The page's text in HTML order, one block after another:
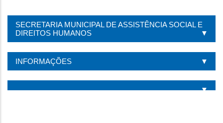
SECRETARIA MUNICIPAL DE ASSISTÊNCIA SOCIAL E
DIREITOS HUMANOS
INFORMAÇÕES